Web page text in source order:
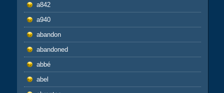
a842
a940
abandon
abandoned
abbé
abel